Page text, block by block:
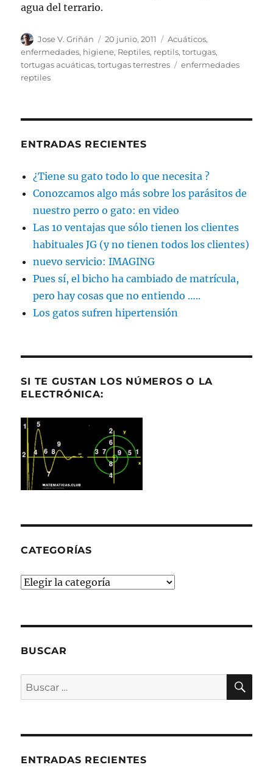
agua del terrario.
Autor
Jose V. Griñán
Publicado
el
20 junio, 2011 Categorías
Acuáticos,
enfermedades, higiene, Reptiles, reptils,tortugas,
tortugas acuáticas,tortugas terrestres Etiquetas
enfermedades
reptiles
ENTRADAS RECIENTES
¿Tiene su gato todo lo que necesita ?
Conozcamos algo más sobre los parásitos de
nuestro perro o gato: en video
Las 10 ventajas que sólo tienen los clientes
habituales JG (y no tienen todos los clientes)
nuevo servicio: IMAGING
Pues sí, el bicho ha cambiado de matrícula,
pero hay cosas que no entiendo …..
Los gatos sufren hipertensión
SI TE GUSTAN LOS NÚMEROS O LA
ELECTRÓNICA:
CATEGORÍAS
Categorías
BUSCAR
Buscar
por:
ENTRADAS RECIENTES